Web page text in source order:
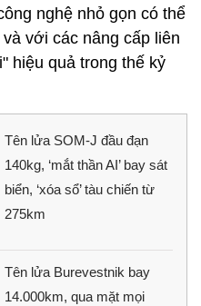
nghệ nhỏ gọn có thể
với các nâng cấp liên
hiệu quả trong thế kỷ
Tên lửa SOM-J đầu đạn
140kg, ‘mắt thần AI’ bay sát
biển, ‘xóa sổ’ tàu chiến từ
275km
Tên lửa Burevestnik bay
14.000km, qua mặt mọi